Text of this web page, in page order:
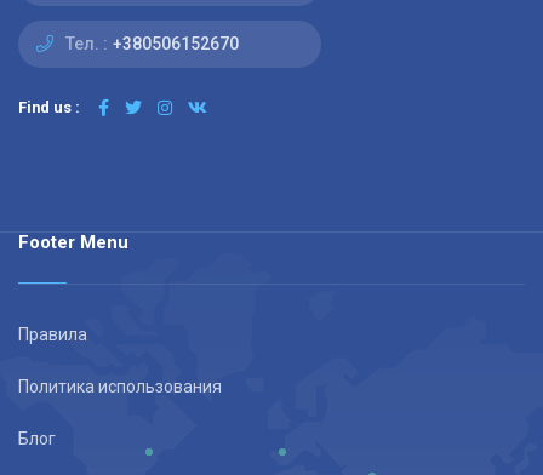
Тел. : +380506152670
Find us :
Footer Menu
Правила
Политика использования
Блог